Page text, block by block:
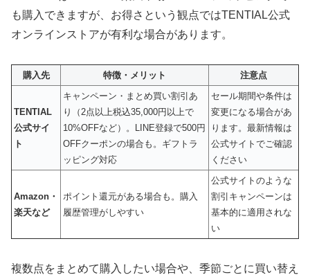
も購入できますが、お得さという観点ではTENTIAL公式
オンラインストアが有利な場合があります。
購入先 特徴・メリット 注意点
TENTIAL
公式サイ
ト
キャンペーン・まとめ買い割引あ
り（2点以上税込35,000円以上で
10%OFFなど）。LINE登録で500円
OFFクーポンの場合も。ギフトラ
ッピング対応
セール期間や条件は
変更になる場合があ
ります。最新情報は
公式サイトでご確認
ください
Amazon・
楽天など
ポイント還元がある場合も。購入
履歴管理がしやすい
公式サイトのような
割引キャンペーンは
基本的に適用されな
い
複数点をまとめて購入したい場合や、季節ごとに買い替え